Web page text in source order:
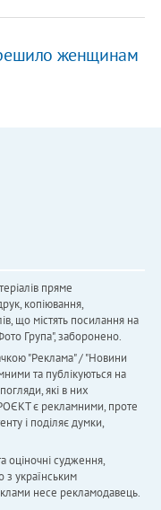
женщинам
пряме
копіювання,
що містять посилання на
Група", заборонено.
"Реклама" / "Новини
та публікуються на
які в них
є рекламними, проте
і поділяє думки,
оціночні судження,
з українським
несе рекламодавець.